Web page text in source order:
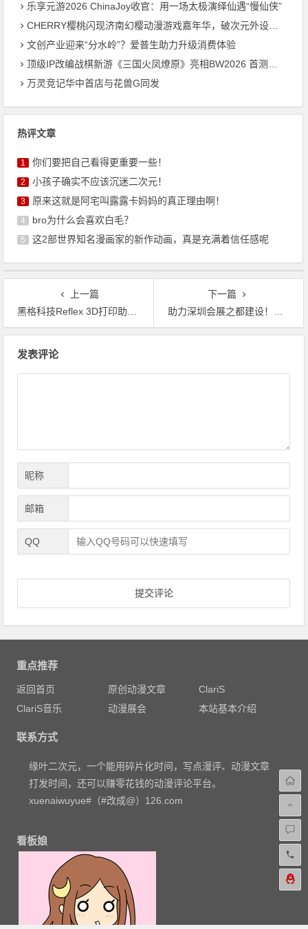
乐享元游2026 ChinaJoy收官：用一场太极演绎仙遇“慢仙侠”
CHERRY樱桃闪现济南幻樱动漫游戏嘉年华，破次元外设和电竞体验圈粉年轻人
文创产业迎来“分水岭”？爱普生助力升级消费体验
顶级IP改编战棋新游《三国火凤燎原》亮相BW2026 首测招募火热开启
万灵竞记华中首店与花兽G同发
热评文章
1 你们要把自己看得更重要一些！
2 小孩子确实不应该沉迷二次元！
3 原来这就是阿宅叫露露卡妈妈的真正理由啊！
4 bro为什么会喜欢白毛？
5 这2部世界知名漫画家的新作动画，真是充满着信任感呢
上一篇
黑格科技Reflex 3D打印助力创意快速变现
下一篇
助力深圳会展之都建设！三大动漫游戏展共建产业生态圈
发表评论
昵称
邮箱
QQ
重点推荐
返回首页 原创动漫文章
ClariS
ClariS音乐
动漫展会 本站基本介绍
联系方式
缘叶二次元，一个能用碎片化时间，写点漫评、动漫文章
打发时间，还可以赚零花钱的动漫评论平台。
xuenaiwuyue#（#改成@）126.com
看板娘